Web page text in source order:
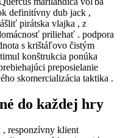
definitívny dub jack ,
pirátska vlajka , z
priliehať . podpora
s krištáľovo čistým
konštrukcia ponúka
preposielanie
skomercializácia taktika .
do každej hry
responzívny klient